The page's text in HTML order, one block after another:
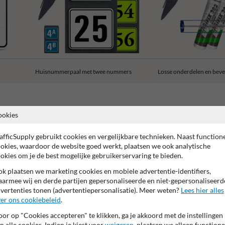
Huisnummerpaal met twee nummers Losse onderdelen en
op reflecterende folie Anti-graffiti laminaat 99%
gebruikt cookies en vergelijkbare technieken. Naast
waardoor de website goed werkt, plaatsen we ook analytische
om je de best mogelijke gebruikerservaring te bieden.
plaatsen we marketing cookies en mobiele advertentie-identifiers,
wij en derde partijen gepersonaliseerde en niet-
tonen (advertentiepersonalisatie). Meer weten? Lees hier alles
ons cookiebeleid.
op "Cookies accepteren" te klikken, ga je akkoord met de instellingen